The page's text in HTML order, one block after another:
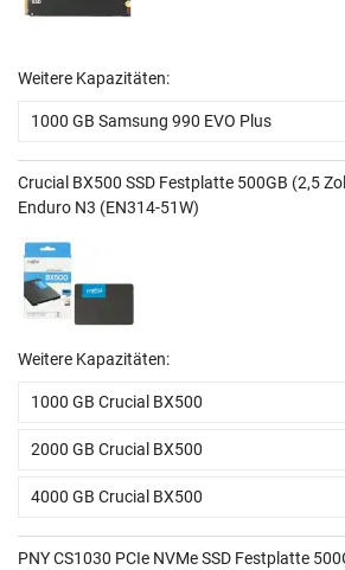
Weitere Kapazitäten:
1000 GB Samsung 990 EVO Plus
Crucial BX500 SSD Festplatte 500GB (2,5
Enduro N3 (EN314-51W)
Weitere Kapazitäten:
1000 GB Crucial BX500
2000 GB Crucial BX500
4000 GB Crucial BX500
PNY CS1030 PCIe NVMe SSD Festplatte